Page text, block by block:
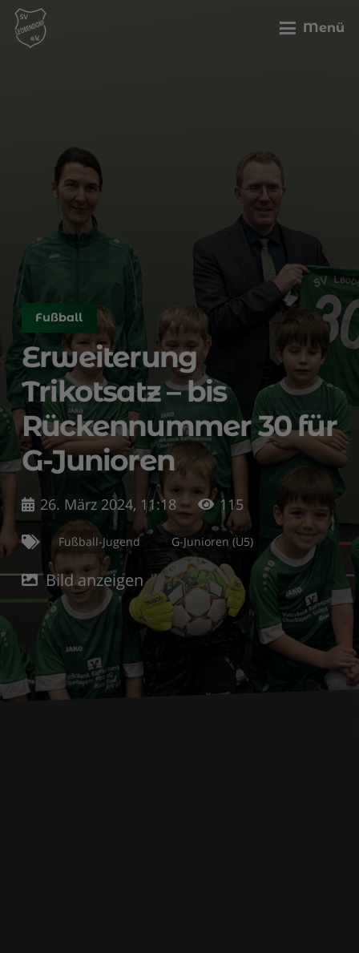
Menü
Fußball
Erweiterung
Trikotsatz – bis
Rückennummer 30 für
G-Junioren
26. März 2024, 11:18 115
Fußball-Jugend G-Junioren (U5)
Bild anzeigen